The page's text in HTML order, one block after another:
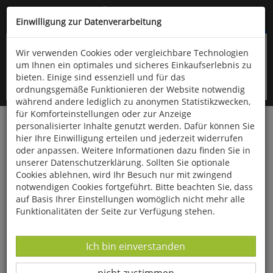
Kompletten Head der Seite überspringen
oder (06766) 9323-960
Startseite Bücher Quelle & Meyer Verlag
Flora
Bestimmungskarten
Die Blätter heimischer und kultivierter
Laubbäume im Vergleich
Einwilligung zur Datenverarbeitung
Wir verwenden Cookies oder vergleichbare Technologien
um Ihnen ein optimales und sicheres Einkaufserlebnis zu
bieten. Einige sind essenziell und für das
ordnungsgemäße Funktionieren der Website notwendig
während andere lediglich zu anonymen Statistikzwecken,
für Komforteinstellungen oder zur Anzeige
personalisierter Inhalte genutzt werden. Dafür können Sie
hier Ihre Einwilligung erteilen und jederzeit widerrufen
oder anpassen. Weitere Informationen dazu finden Sie in
unserer Datenschutzerklärung. Sollten Sie optionale
Cookies ablehnen, wird Ihr Besuch nur mit zwingend
notwendigen Cookies fortgeführt. Bitte beachten Sie, dass
auf Basis Ihrer Einstellungen womöglich nicht mehr alle
Funktionalitäten der Seite zur Verfügung stehen.
Datenverarbeitung -
Ich bin einverstanden